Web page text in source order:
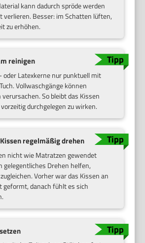
kann dadurch spröde werden
verlieren. Besser: im Schatten lüften,
zu erhöhen.
reinigen
oder Latexkerne nur punktuell mit
Vollwaschgänge können
So bleibt das Kissen
durchgelegen zu wirken.
regelmäßig drehen
nicht wie Matratzen gewendet
gelegentliches Drehen helfen,
Vorher war das Kissen an
geformt, danach fühlt es sich